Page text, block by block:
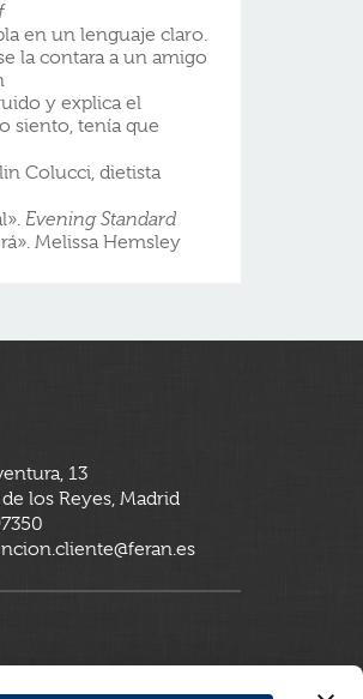
en un lenguaje claro.
la contara a un amigo
y explica el
siento, tenía que
Colucci, dietista
Evening Standard
Melissa Hemsley
13
de los Reyes, Madrid